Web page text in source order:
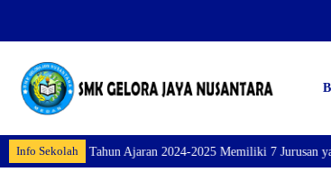
Info Sekolah
2025 Memiliki 7 Jurusan yaitu: Perhotelan, Kuliner,